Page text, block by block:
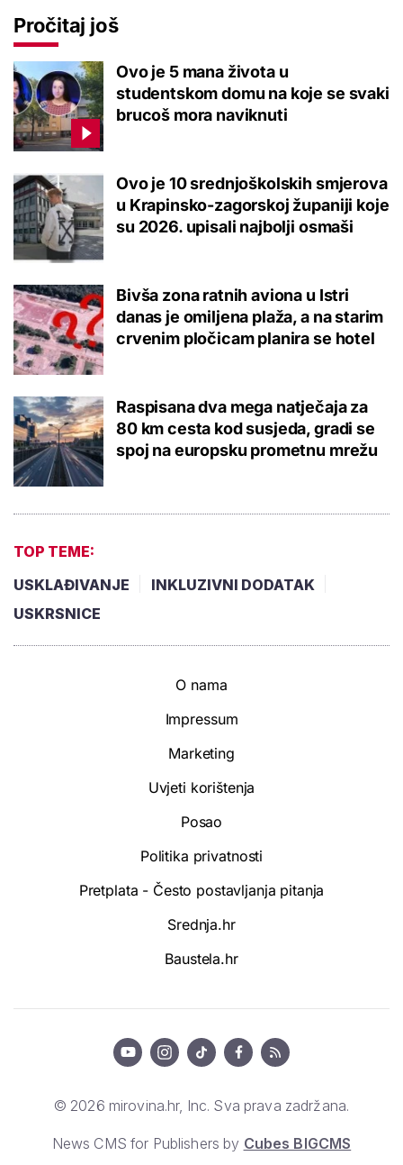
Pročitaj još
Ovo je 5 mana života u
studentskom domu na koje se svaki
brucoš mora naviknuti
Ovo je 10 srednjoškolskih smjerova
u Krapinsko-zagorskoj županiji koje
su 2026. upisali najbolji osmaši
Bivša zona ratnih aviona u Istri
danas je omiljena plaža, a na starim
crvenim pločicam planira se hotel
Raspisana dva mega natječaja za
80 km cesta kod susjeda, gradi se
spoj na europsku prometnu mrežu
TOP TEME:
USKLAĐIVANJE
INKLUZIVNI DODATAK
USKRSNICE
O nama
Impressum
Marketing
Uvjeti korištenja
Posao
Politika privatnosti
Pretplata - Često postavljanja pitanja
Srednja.hr
Baustela.hr
© 2026 mirovina.hr, Inc. Sva prava zadržana.
News CMS for Publishers by Cubes BIGCMS